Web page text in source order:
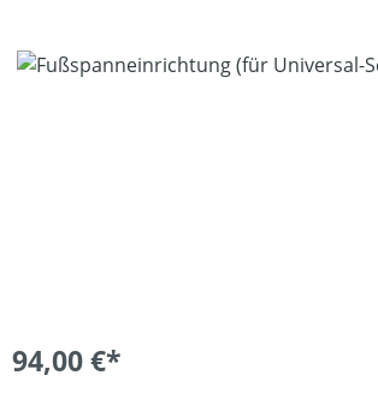
Bildergalerie überspringen
94,00 €*